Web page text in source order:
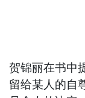
贺锦丽在书中
留给某人的自